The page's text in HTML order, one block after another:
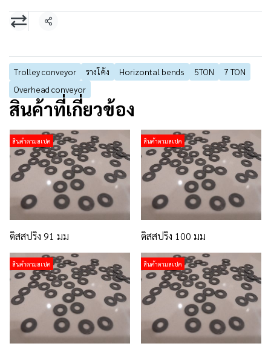
แชร์
Trolley conveyor รางโค้ง Horizontal bends 5TON
7 TON
Overhead conveyor
สินค้าที่เกี่ยวข้อง
สินค้าตามสเปค
ดิสสปริง 91 มม
สินค้าตามสเปค
ดิสสปริง 100 มม
สินค้าตามสเปค สินค้าตามสเปค